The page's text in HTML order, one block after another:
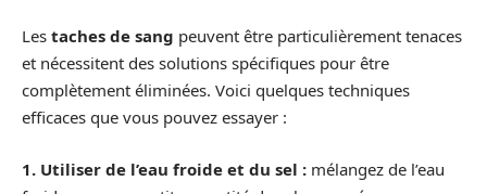
Les taches de sang peuvent être particulièrement tenaces
et nécessitent des solutions spécifiques pour être
complètement éliminées. Voici quelques techniques
efficaces que vous pouvez essayer :
1. Utiliser de l’eau froide et du sel : mélangez de l’eau